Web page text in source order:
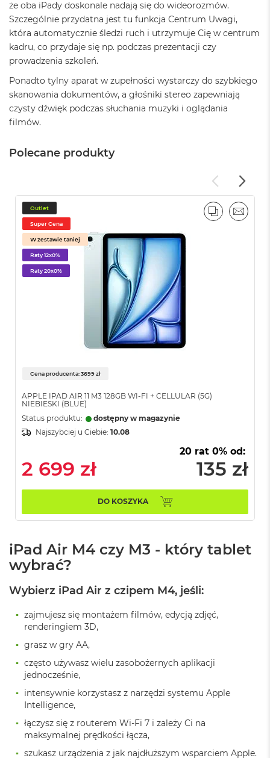
o
k
A
r
5
1
2
G
B
c
k
A
i
r
1
T
B
i
2
T
B
M
B
o
A
i
4
T
B
M
c
B
o
P
r
o
M
a
c
o
że oba iPady doskonale nadają się do wideorozmów.
Szczególnie przydatna jest tu funkcja Centrum Uwagi,
która automatycznie śledzi ruch i utrzymuje Cię w centrum
kadru, co przydaje się np. podczas prezentacji czy
prowadzenia szkoleń.
Ponadto tylny aparat w zupełności wystarczy do szybkiego
skanowania dokumentów, a głośniki stereo zapewniają
czysty dźwięk podczas słuchania muzyki i oglądania
filmów.
Polecane produkty
Outlet
Super Cena
W zestawie taniej
Raty 12x0%
Raty 20x0%
Cena producenta: 3699 zł
APPLE IPAD AIR 11 M3 128GB WI-FI + CELLULAR (5G)
NIEBIESKI (BLUE)
Status produktu:
dostępny w magazynie
Najszybciej u Ciebie: 10.08
2 699 zł
20 rat 0% od:
135 zł
DO KOSZYKA
PORÓWNAJ
EMAIL
iPad Air M4 czy M3 - który tablet
wybrać?
Wybierz iPad Air z czipem M4, jeśli:
zajmujesz się montażem filmów, edycją zdjęć,
renderingiem 3D,
grasz w gry AA,
często używasz wielu zasobożernych aplikacji
jednocześnie,
intensywnie korzystasz z narzędzi systemu Apple
Intelligence,
łączysz się z routerem Wi-Fi 7 i zależy Ci na
maksymalnej prędkości łącza,
szukasz urządzenia z jak najdłuższym wsparciem Apple.